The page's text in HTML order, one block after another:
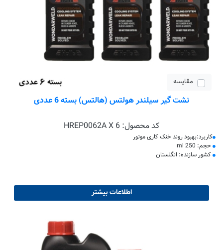
مقایسه
نشت گیر سیلندر هولتس (هالتس) بسته 6 عددی
کد محصول: HREP0062A X 6
کاربرد:بهبود روند خنک کاری موتور
حجم: 250 ml
کشور سازنده: انگلستان
اطلاعات بیشتر